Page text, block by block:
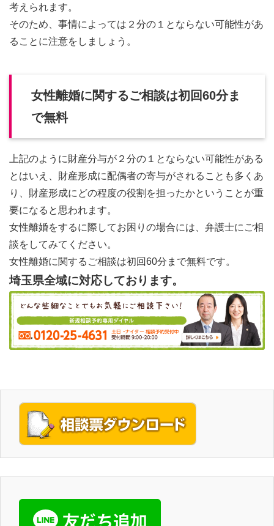
考えられます。
そのため、事情によっては２分の１とならない可能性があ
ることに注意をしましょう。
女性離婚に関するご相談は初回60分ま
で無料
上記のように財産分与が２分の１とならない可能性がある
とはいえ、財産形成に配偶者の寄与がされることも多くあ
り、財産形成にどの程度の役割を担ったかということが重
要になると思われます。
女性離婚をするに際してお困りの場合には、弁護士にご相
談をしてみてください。
女性離婚に関するご相談は初回60分まで無料です。
埼玉県全域に対応しております。